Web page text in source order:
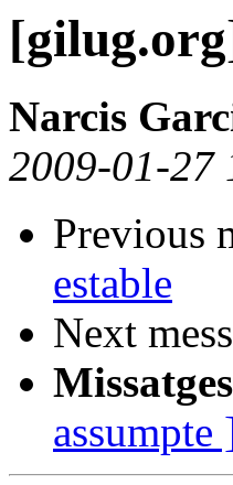
Narcis
2009-01-27
Previous
estable
Next
assumpte